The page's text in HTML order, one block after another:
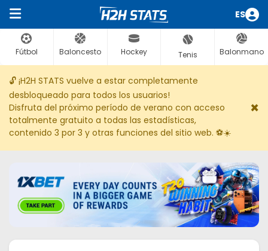
ES
Fútbol Baloncesto Hockey Tenis Balonmano
🔓 ¡H2H STATS vuelve a estar completamente
desbloqueado para todos los usuarios!
Disfruta del próximo período de verano con acceso
totalmente gratuito a todas las estadísticas,
contenido 3 por 3 y otras funciones del sitio web. ⚽☀️
×